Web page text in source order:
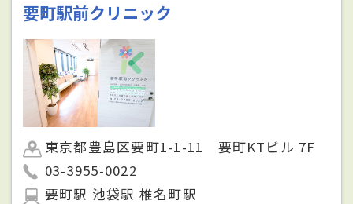
要町駅前クリニック
東京都豊島区要町1-1-11 要町KTビル 7F
03-3955-0022
要町駅 池袋駅 椎名町駅